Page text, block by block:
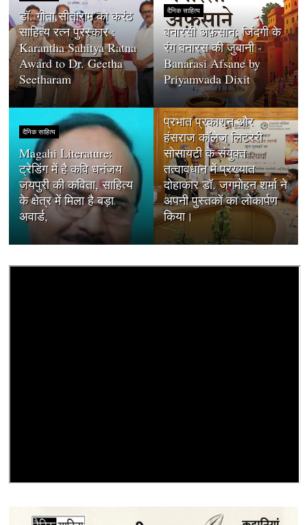
डॉ. गीता सीताराम को करंठ
साहित्य रत्न पुरस्कार :
Karantha Sahitya Ratna
Award to Dr. Geetha
Seetharam
दैनिक साहित्य
बनारसी अफ़साने: जिंदगी के
रंग बनारस की जुबानी -
Banarasi Afsane by
Priyamvada Dixit
दैनिक साहित्य
Magahi Literature:
ट्रेडिंग में है कवि धनंजय
जयपुरी की कविता, साहित्य
के क्षेत्र में मिला है बड़ा
अवार्ड,
दैनिक साहित्य
प्रभात प्रकाशन और
हंसराज कॉलेज लिटरेरी
सोसायटी के संयुक्त
तत्वावधान में प्रख्यात
दोहाकार डॉ. जगमोहन शर्मा ने
अपनी पुस्तकों का लोकार्पण
किया।